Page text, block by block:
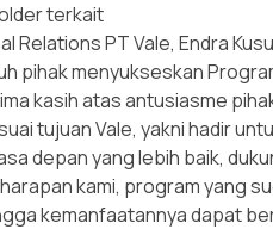
terkait
Relations PT Vale, Endra
pihak menyukseskan
kasih atas antusiasme
tujuan Vale, yakni hadir
depan yang lebih baik,
kami, program yang
kemanfaatannya dapat